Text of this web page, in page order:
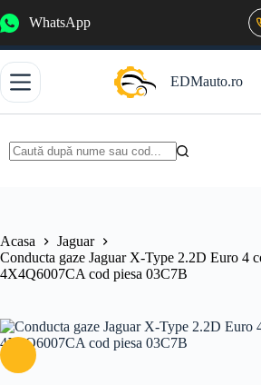
la
WhatsApp
EDMauto.ro
Acasa
Jaguar
Conducta gaze Jaguar X-Type 2.2D Euro 4
4X4Q6007CA cod piesa 03C7B